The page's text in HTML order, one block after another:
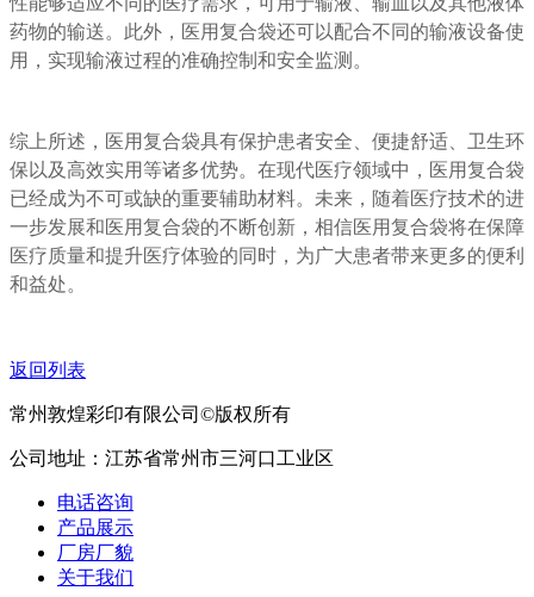
药物的输送。此外，医用复合袋还可以配合不同的输液设备使
用，实现输液过程的准确控制和安全监测。
综上所述，医用复合袋具有保护患者安全、便捷舒适、卫生环
保以及高效实用等诸多优势。在现代医疗领域中，医用复合袋
已经成为不可或缺的重要辅助材料。未来，随着医疗技术的进
一步发展和医用复合袋的不断创新，相信医用复合袋将在保障
医疗质量和提升医疗体验的同时，为广大患者带来更多的便利
和益处。
返回列表
常州敦煌彩印有限公司©版权所有
公司地址：江苏省常州市三河口工业区
电话咨询
产品展示
厂房厂貌
关于我们